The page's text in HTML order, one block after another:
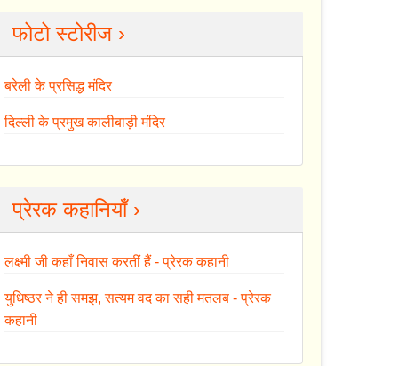
फोटो स्टोरीज ›
बरेली के प्रसिद्ध मंदिर
दिल्ली के प्रमुख कालीबाड़ी मंदिर
प्रेरक कहानियाँ ›
लक्ष्मी जी कहाँ निवास करतीं हैं - प्रेरक कहानी
युधिष्ठर ने ही समझ, सत्यम वद का सही मतलब - प्रेरक
कहानी